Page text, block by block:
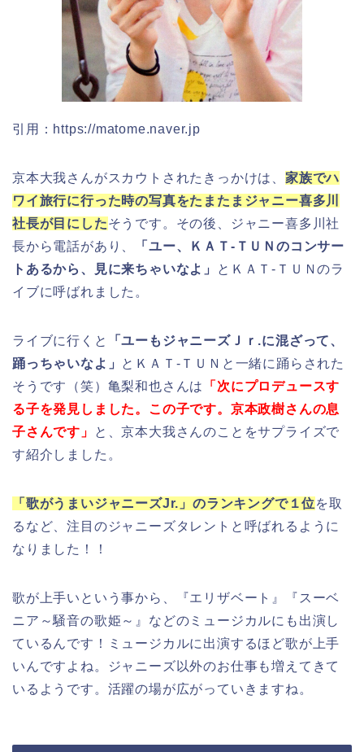
引用：https://matome.naver.jp
京本大我さんがスカウトされたきっかけは、 家族でハ
ワイ旅行に行った時の写真をたまたまジャニー喜多川
社長が目にしたそうです。その後、ジャニー喜多川社
長から電話があり、
「ユー、ＫＡＴ-ＴＵＮのコンサー
トあるから、見に来ちゃいなよ」
とＫＡＴ-ＴＵＮのラ
イブに呼ばれました。
ライブに行くと
「ユーもジャニーズＪｒ.に混ざって、
踊っちゃいなよ」 とＫＡＴ-ＴＵＮと一緒に踊らされた
そうです（笑）亀梨和也さんは
「次にプロデュースす
る子を発見しました。この子です。京本政樹さんの息
子さんです」
と、京本大我さんのことをサプライズで
す紹介しました。
「歌がうまいジャニーズJr.」のランキングで１位を取
るなど、注目のジャニーズタレントと呼ばれるように
なりました！！
歌が上手いという事から、『エリザベート』『スーベ
ニア～騒音の歌姫～』などのミュージカルにも出演し
ているんです！ミュージカルに出演するほど歌が上手
いんですよね。ジャニーズ以外のお仕事も増えてきて
いるようです。活躍の場が広がっていきますね。